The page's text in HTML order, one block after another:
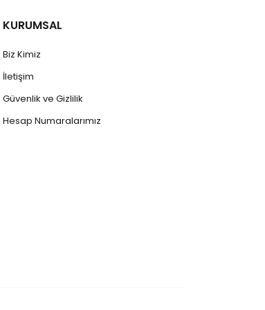
KURUMSAL
Biz Kimiz
İletişim
Güvenlik ve Gizlilik
Hesap Numaralarımız